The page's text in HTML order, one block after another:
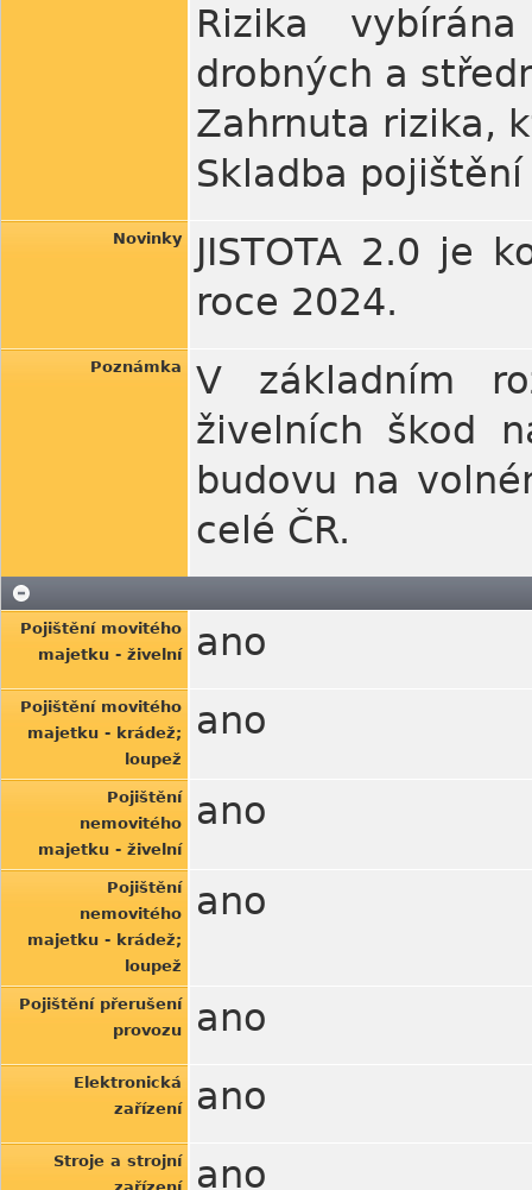
Rizika
drobných a
Zahrnuta rizika,
Skladba
Novinky
JISTOTA 2.0 je
roce 2024.
Poznámka
V základním
živelních škod
budovu na
celé ČR.
Pojištění movitého
majetku - živelní
ano
Pojištění movitého
majetku - krádež;
loupež
ano
Pojištění
nemovitého
majetku - živelní
ano
Pojištění
nemovitého
majetku - krádež;
loupež
ano
Pojištění přerušení
provozu
ano
Elektronická
zařízení
ano
Stroje a strojní
ano